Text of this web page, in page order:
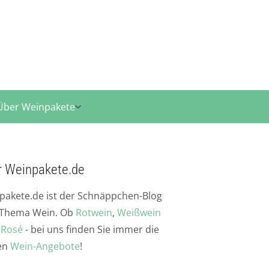
Weinpakete
Weinpakete.de
ist der Schnäppchen-Blog
Wein. Ob Rotwein, Weißwein
Rosé - bei uns finden Sie immer die
Wein-Angebote!